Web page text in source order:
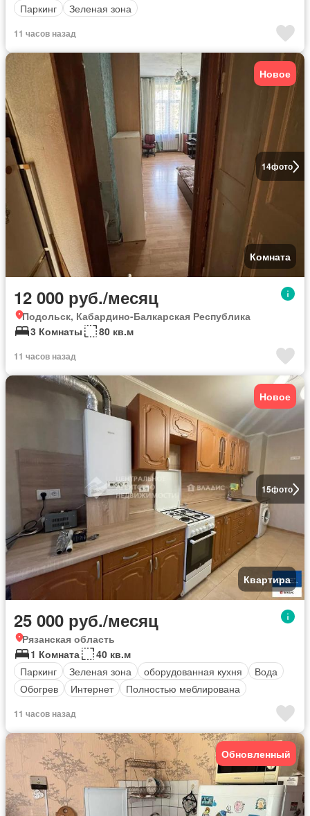
Паркинг
Зеленая зона
11 часов назад
14фото
Новое
Комната
12 000 руб./месяц
Подольск, Кабардино-Балкарская Республика
3 Комнаты
80 кв.м
11 часов назад
15фото
Новое
Квартира
25 000 руб./месяц
Рязанская область
1 Комната
40 кв.м
Паркинг
Зеленая зона оборудованная кухня
Вода
Обогрев
Интернет Полностью меблирована
11 часов назад
Обновленный